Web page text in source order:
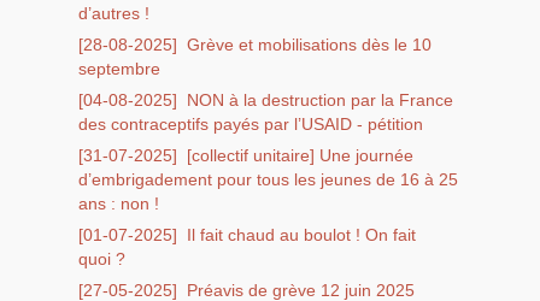
d’autres !
[28-08-2025] Grève et mobilisations dès le 10
septembre
[04-08-2025]
NON à la destruction par la France
des contraceptifs payés par l’USAID - pétition
[31-07-2025]
[collectif unitaire] Une journée
d’embrigadement pour tous les jeunes de 16 à 25
ans : non !
[01-07-2025]
Il fait chaud au boulot ! On fait
quoi ?
[27-05-2025]
Préavis de grève 12 juin 2025